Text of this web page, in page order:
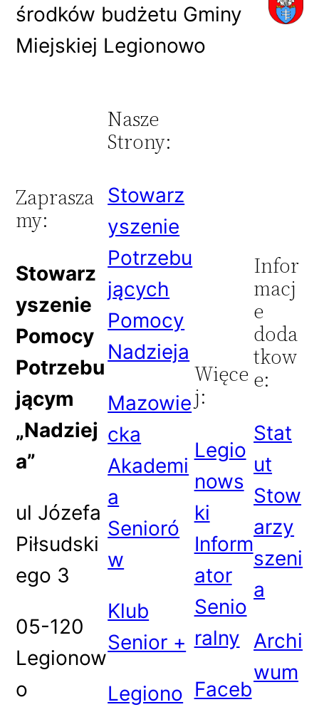
środków budżetu Gminy
Miejskiej Legionowo
Zaprasza
my:
Stowarz
yszenie
Pomocy
Potrzebu
jącym
„Nadziej
a”
ul Józefa
Piłsudski
ego 3
05-120
Legionow
o
Nasze
Strony:
Stowarz
yszenie
Potrzebu
jących
Pomocy
Nadzieja
Mazowie
cka
Akademi
a
Senioró
w
Klub
Senior +
Legiono
Więce
j:
Legio
nows
ki
Inform
ator
Senio
ralny
Faceb
Infor
macj
e
doda
tkow
e:
Stat
ut
Stow
arzy
szeni
a
Archi
wum